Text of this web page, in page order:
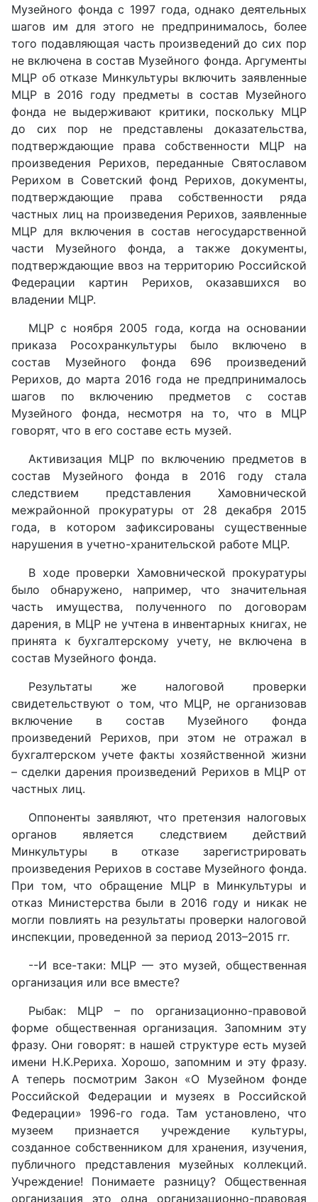
Музейного фонда с 1997 года, однако деятельных
шагов им для этого не предпринималось, более
того подавляющая часть произведений до сих пор
не включена в состав Музейного фонда. Аргументы
МЦР об отказе Минкультуры включить заявленные
МЦР в 2016 году предметы в состав Музейного
фонда не выдерживают критики, поскольку МЦР
до сих пор не представлены доказательства,
подтверждающие права собственности МЦР на
произведения Рерихов, переданные Святославом
Рерихом в Советский фонд Рерихов, документы,
подтверждающие права собственности ряда
частных лиц на произведения Рерихов, заявленные
МЦР для включения в состав негосударственной
части Музейного фонда, а также документы,
подтверждающие ввоз на территорию Российской
Федерации картин Рерихов, оказавшихся во
владении МЦР.
МЦР с ноября 2005 года, когда на основании
приказа Росохранкультуры было включено в
состав Музейного фонда 696 произведений
Рерихов, до марта 2016 года не предпринималось
шагов по включению предметов с состав
Музейного фонда, несмотря на то, что в МЦР
говорят, что в его составе есть музей.
Активизация МЦР по включению предметов в
состав Музейного фонда в 2016 году стала
следствием представления Хамовнической
межрайонной прокуратуры от 28 декабря 2015
года, в котором зафиксированы существенные
нарушения в учетно-хранительской работе МЦР.
В ходе проверки Хамовнической прокуратуры
было обнаружено, например, что значительная
часть имущества, полученного по договорам
дарения, в МЦР не учтена в инвентарных книгах, не
принята к бухгалтерскому учету, не включена в
состав Музейного фонда.
Результаты же налоговой проверки
свидетельствуют о том, что МЦР, не организовав
включение в состав Музейного фонда
произведений Рерихов, при этом не отражал в
бухгалтерском учете факты хозяйственной жизни
– сделки дарения произведений Рерихов в МЦР от
частных лиц.
Оппоненты заявляют, что претензия налоговых
органов является следствием действий
Минкультуры в отказе зарегистрировать
произведения Рерихов в составе Музейного фонда.
При том, что обращение МЦР в Минкультуры и
отказ Министерства были в 2016 году и никак не
могли повлиять на результаты проверки налоговой
инспекции, проведенной за период 2013–2015 гг.
--И все-таки: МЦР — это музей, общественная
организация или все вместе?
Рыбак: МЦР – по организационно-правовой
форме общественная организация. Запомним эту
фразу. Они говорят: в нашей структуре есть музей
имени Н.К.Рериха. Хорошо, запомним и эту фразу.
А теперь посмотрим Закон «О Музейном фонде
Российской Федерации и музеях в Российской
Федерации» 1996-го года. Там установлено, что
музеем признается учреждение культуры,
созданное собственником для хранения, изучения,
публичного представления музейных коллекций.
Учреждение! Понимаете разницу? Общественная
организация это одна организационно-правовая